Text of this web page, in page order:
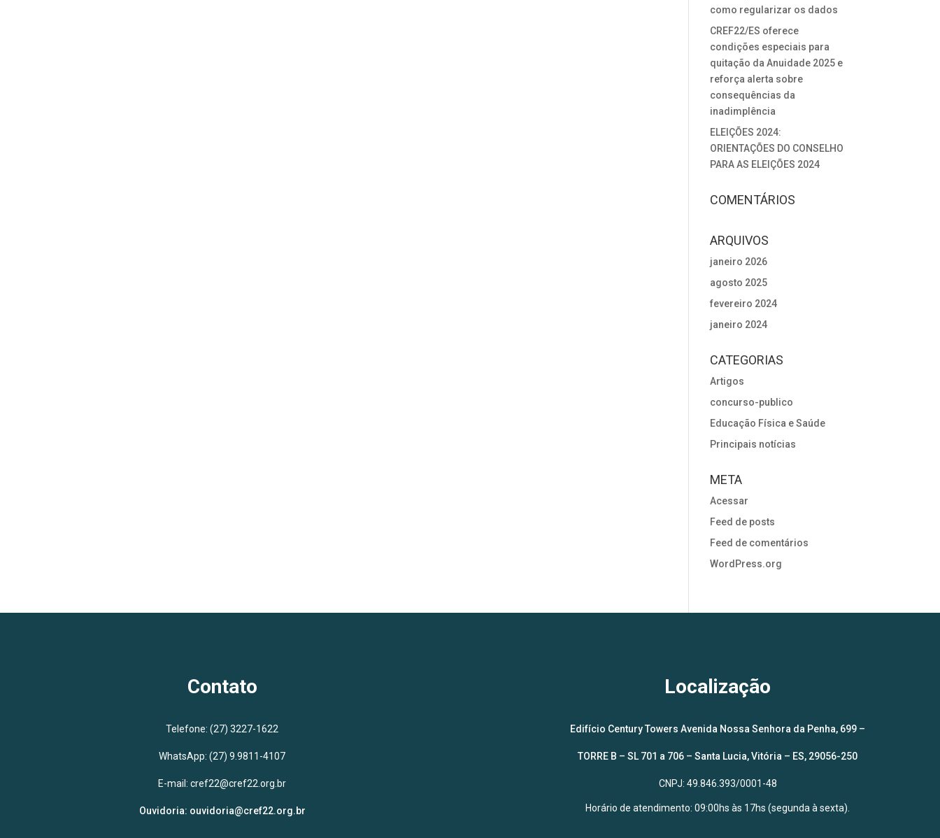
como regularizar os dados
CREF22/ES oferece
condições especiais para
quitação da Anuidade 2025 e
reforça alerta sobre
consequências da
inadimplência
ELEIÇÕES 2024:
ORIENTAÇÕES DO CONSELHO
PARA AS ELEIÇÕES 2024
COMENTÁRIOS
ARQUIVOS
janeiro 2026
agosto 2025
fevereiro 2024
janeiro 2024
CATEGORIAS
Artigos
concurso-publico
Educação Física e Saúde
Principais notícias
META
Acessar
Feed de posts
Feed de comentários
WordPress.org
Contato
Telefone:(27) 3227-1622
WhatsApp:(27) 9.9811-4107
E-mail:cref22@cref22.org.br
Ouvidoria: ouvidoria@cref22.org.br
Localização
Edifício Century Towers Avenida Nossa Senhora da Penha, 699 –
TORRE B – SL 701 a 706 – Santa Lucia, Vitória – ES, 29056-250
CNPJ: 49.846.393/0001-48
Horário de atendimento: 09:00hs às 17hs (segunda à sexta).